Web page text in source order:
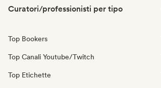
Curatori/professionisti per tipo
Top Bookers
Top Canali Youtube/Twitch
Top Etichette